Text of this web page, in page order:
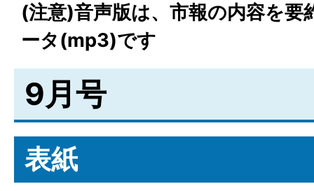
(注意)音声版は、市報の内容を要
ータ(mp3)です
9月号
表紙